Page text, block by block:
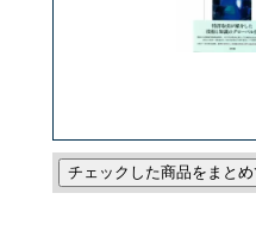
チェックした商品をまと